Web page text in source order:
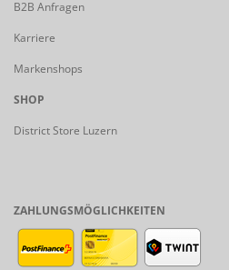
B2B Anfragen
Karriere
Markenshops
SHOP
District Store Luzern
ZAHLUNGSMÖGLICHKEITEN